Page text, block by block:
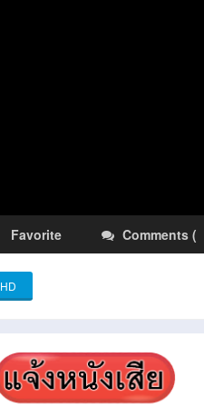
Favorite Comments (
HD